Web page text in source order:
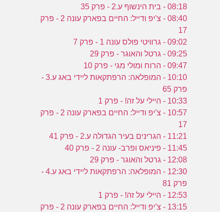
08:18 - בית הינשוף ע.2 - פרק 35
08:40 - צ'יפ ודייל: החיים בפארק עונה 2 - פרק
17
09:02 - גרוויטי פולס עונה 1 - פרק 7
09:25 - גרטל והאוגר - פרק 29
09:47 - הרוח ומולי מגי - פרק 10
10:10 - המופלאה: הרפתקאות ליידי באג ע.3 -
פרק 65
10:33 - היילי על זה! - פרק 1
10:57 - צ'יפ ודייל: החיים בפארק עונה 2 - פרק
17
11:21 - הגרינים בעיר הגדולה ע.2 - פרק 41
11:45 - פיניאס ופרב- עונה 2 - פרק 40
12:08 - גרטל והאוגר - פרק 29
12:30 - המופלאה: הרפתקאות ליידי באג ע.4 -
פרק 81
12:53 - היילי על זה! - פרק 1
13:15 - צ'יפ ודייל: החיים בפארק עונה 2 - פרק